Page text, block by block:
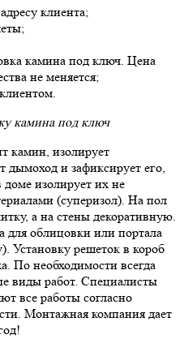
клиента;
камина под ключ. Цена
не меняется;
камина под ключ
камин, изолирует
дымоход и зафиксирует его,
изолирует их не
(суперизол). На пол
а на стены декоративную.
для облицовки или портала
Установку решеток в короб
По необходимости всегда
виды работ. Специалисты
все работы согласно
Монтажная компания дает